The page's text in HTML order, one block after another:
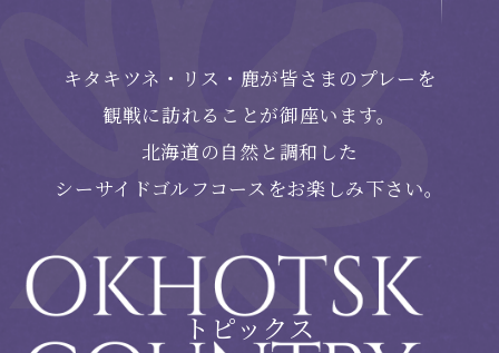
キタキツネ・リス・鹿が皆さまのプレーを
観戦に訪れることが御座います。
北海道の自然と調和した
シーサイドゴルフコースをお楽しみ下さい。
トピックス